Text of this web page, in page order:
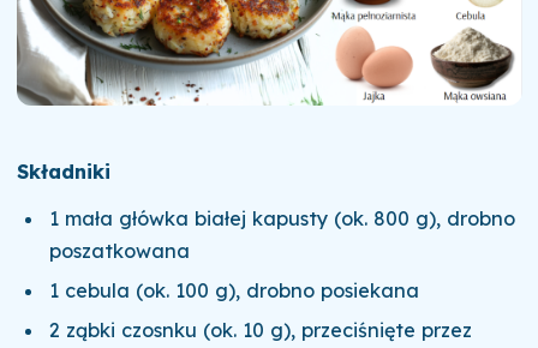
Składniki
1 mała główka białej kapusty (ok. 800 g), drobno
poszatkowana
1 cebula (ok. 100 g), drobno posiekana
2 ząbki czosnku (ok. 10 g), przeciśnięte przez